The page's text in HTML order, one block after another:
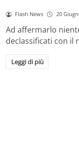
Flash News 20
Ad affermarlo
declassificati con il
Leggi di più